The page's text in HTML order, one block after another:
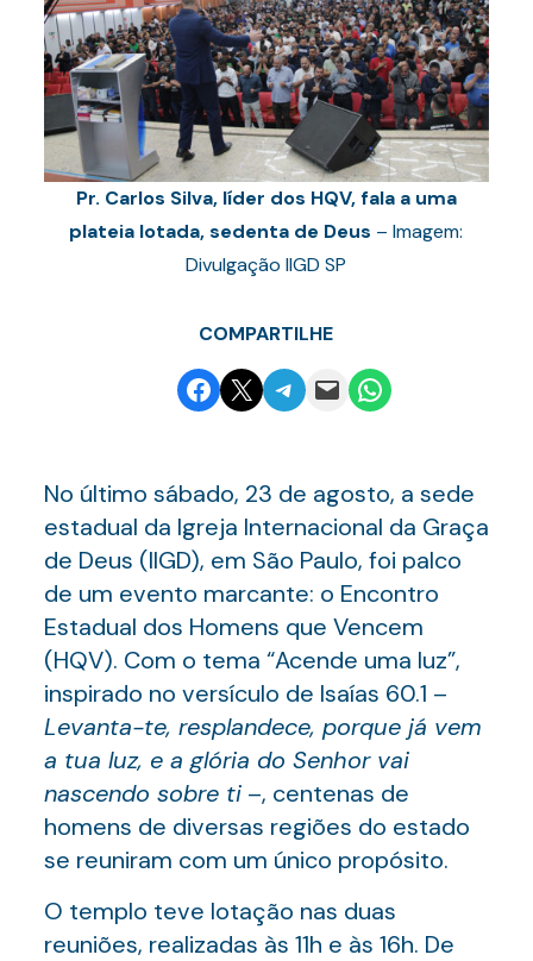
Pr. Carlos Silva, líder dos HQV, fala a uma
plateia lotada, sedenta de Deus – Imagem:
Divulgação IIGD SP
COMPARTILHE
Share on Facebook
Email this PageShare on Telegram
Email this PageShare on WhatsApp
No último sábado, 23 de agosto, a sede
estadual da Igreja Internacional da Graça
de Deus (IIGD), em São Paulo, foi palco
de um evento marcante: o Encontro
Estadual dos Homens que Vencem
(HQV). Com o tema “Acende uma luz”,
inspirado no versículo de Isaías 60.1 –
Levanta-te, resplandece, porque já vem
a tua luz, e a glória do Senhor vai
nascendo sobre ti–, centenas de
homens de diversas regiões do estado
se reuniram com um único propósito.
O templo teve lotação nas duas
reuniões, realizadas às 11h e às 16h. De